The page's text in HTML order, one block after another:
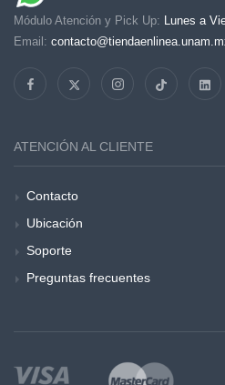
Módulo Atención y Pick Up: Lunes a
Email:
ATENCIÓN AL CLIENTE
Contacto
Ubicación
Soporte
Preguntas frecuentes